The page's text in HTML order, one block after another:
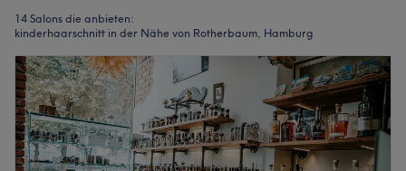
14 Salons die anbieten:
kinderhaarschnitt in der Nähe von Rotherbaum, Hamburg